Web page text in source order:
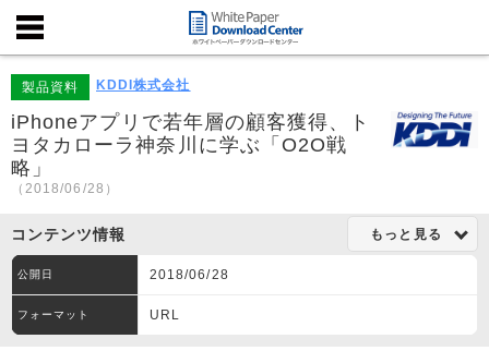
製品資料 KDDI株式会社
iPhoneアプリで若年層の顧客獲得、ト
ヨタカローラ神奈川に学ぶ「O2O戦
略」
（2018/06/28）
コンテンツ情報 もっと見る
公開日 2018/06/28
フォーマット URL